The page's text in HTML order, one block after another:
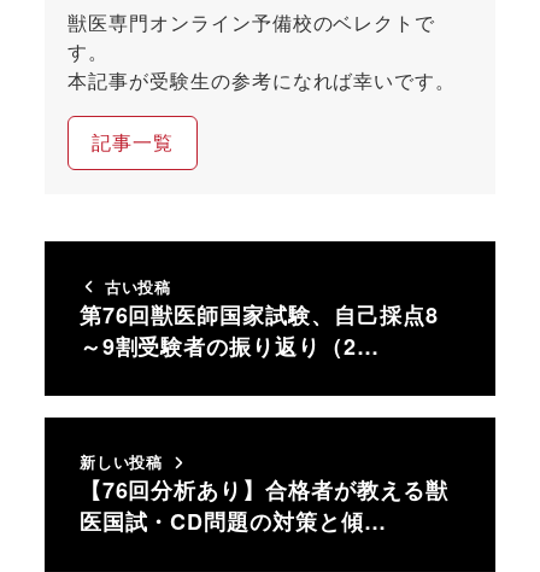
獣医専門オンライン予備校のベレクトで
す。
本記事が受験生の参考になれば幸いです。
記事一覧
古い投稿
第76回獣医師国家試験、自己採点8
～9割受験者の振り返り（2…
新しい投稿
【76回分析あり】合格者が教える獣
医国試・CD問題の対策と傾…